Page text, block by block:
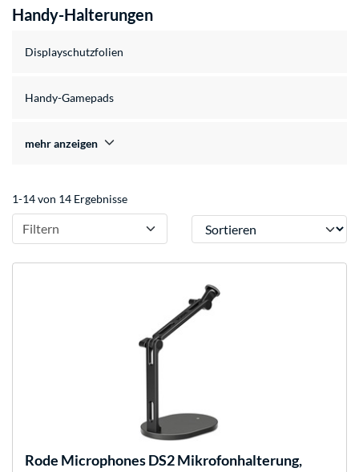
Handy-Halterungen
Displayschutzfolien
Handy-Gamepads
mehr anzeigen
1-14 von 14 Ergebnisse
Filtern Sortieren
Rode MicrophonesDS2 Mikrofonhalterung,